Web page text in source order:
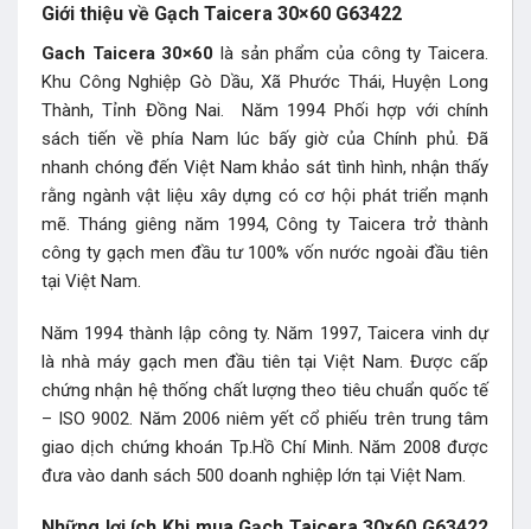
Giới thiệu về Gạch Taicera 30×60 G63422
Gach Taicera 30×60 là sản phẩm của công ty Taicera.
Khu Công Nghiệp Gò Dầu, Xã Phước Thái, Huyện Long
Thành, Tỉnh Đồng Nai. Năm 1994 Phối hợp với chính
sách tiến về phía Nam lúc bấy giờ của Chính phủ. Đã
nhanh chóng đến Việt Nam khảo sát tình hình, nhận thấy
rằng ngành vật liệu xây dựng có cơ hội phát triển mạnh
mẽ. Tháng giêng năm 1994, Công ty Taicera trở thành
công ty gạch men đầu tư 100% vốn nước ngoài đầu tiên
tại Việt Nam.
Năm 1994 thành lập công ty. Năm 1997, Taicera vinh dự
là nhà máy gạch men đầu tiên tại Việt Nam. Được cấp
chứng nhận hệ thống chất lượng theo tiêu chuẩn quốc tế
– ISO 9002. Năm 2006 niêm yết cổ phiếu trên trung tâm
giao dịch chứng khoán Tp.Hồ Chí Minh. Năm 2008 được
đưa vào danh sách 500 doanh nghiệp lớn tại Việt Nam.